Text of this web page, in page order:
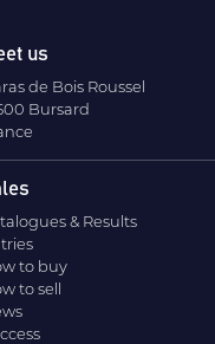
us
de Bois Roussel
Bursard
& Results
to buy
to sell